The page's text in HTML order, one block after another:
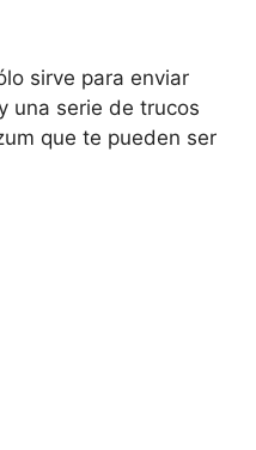
sirve para enviar
una serie de trucos
que te pueden ser